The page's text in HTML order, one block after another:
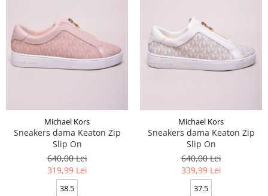
Michael Kors
Sneakers dama Keaton Zip
Slip On
640,00 Lei
319,99 Lei
38.5
Michael Kors
Sneakers dama Keaton Zip
Slip On
640,00 Lei
339,99 Lei
37.5